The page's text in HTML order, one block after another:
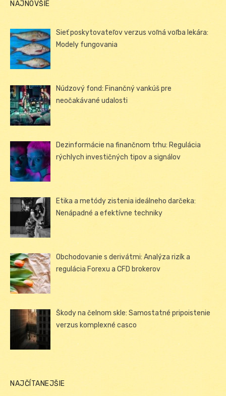
NAJNOVŠIE
Sieť poskytovateľov verzus voľná voľba lekára:
Modely fungovania
Núdzový fond: Finančný vankúš pre
neočakávané udalosti
Dezinformácie na finančnom trhu: Regulácia
rýchlych investičných tipov a signálov
Etika a metódy zistenia ideálneho darčeka:
Nenápadné a efektívne techniky
Obchodovanie s derivátmi: Analýza rizík a
regulácia Forexu a CFD brokerov
Škody na čelnom skle: Samostatné pripoistenie
verzus komplexné casco
NAJČÍTANEJŠIE